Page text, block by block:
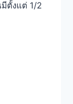
ตั้งแต่ 1/2